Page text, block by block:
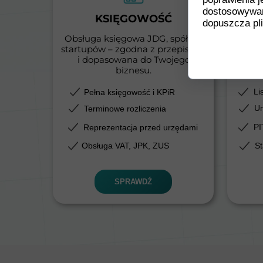
SPRAWDŹ
Reprezentacja przed urzędami
Terminowe rozliczenia
Obsługa VAT, JPK, ZUS
Pełna księgowość i KPiR
Obsługa księgowa JDG, spółek i
startupów – zgodna z przepisami
i dopasowana do Twojego
biznesu.
KSIĘGOWOŚĆ
dopuszcza